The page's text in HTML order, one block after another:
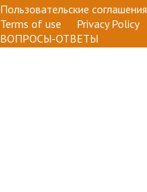
Пользовательские соглашения
Terms of use
Privacy Policy
ВОПРОСЫ-ОТВЕТЫ